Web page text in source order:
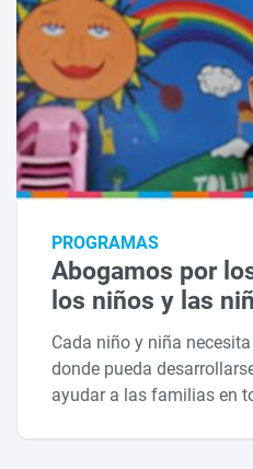
PROGRAMAS
Abogamos por
los niños y las
Cada niño y niña
donde pueda
ayudar a las familias en